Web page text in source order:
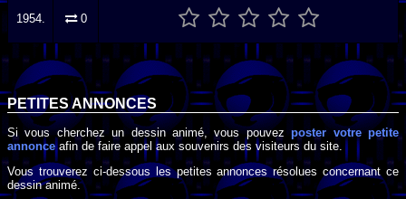
1954. 0
PETITES ANNONCES
Si vous cherchez un dessin animé, vous pouvezposter votre petite
annonceafin de faire appel aux souvenirs des visiteurs du site.
Vous trouverez ci-dessous les petites annonces résolues concernant ce
dessin animé.